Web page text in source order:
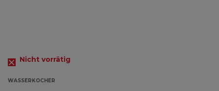
Nicht vorrätig
WASSERKOCHER